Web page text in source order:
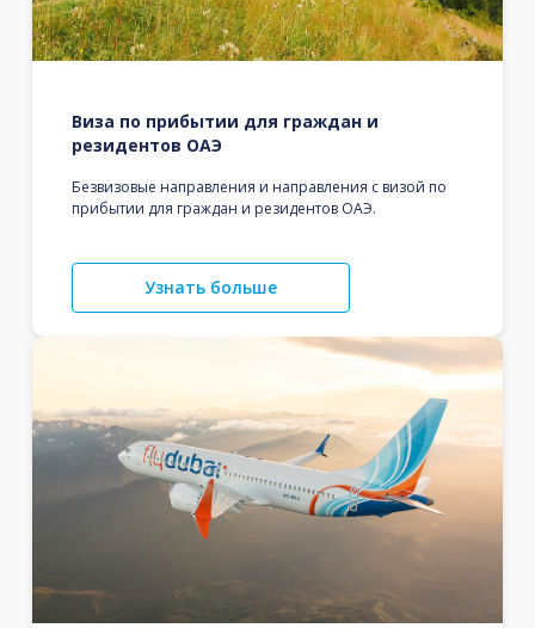
Виза по прибытии для граждан и
резидентов ОАЭ
Безвизовые направления и направления с визой по
прибытии для граждан и резидентов ОАЭ.
Узнать больше